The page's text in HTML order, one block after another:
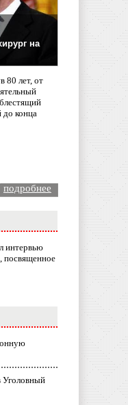
на
80 лет, от
до конца
подробнее
интервью
Уголовный